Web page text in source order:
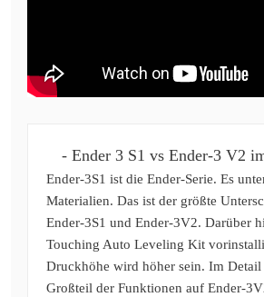
- Ender 3 S1 vs Ender-3 V2
Ender-3S1 ist die Ender-Serie. Es
Materialien. Das ist der größte
Ender-3S1 und Ender-3V2. Darüber
Touching Auto Leveling Kit
Druckhöhe wird höher sein. Im Detail
Großteil der Funktionen auf Ender-